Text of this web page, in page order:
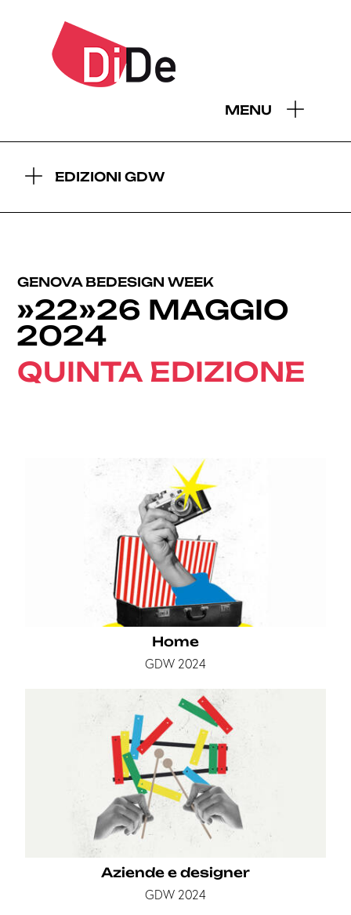
MENU
EDIZIONI GDW
GENOVA BEDESIGN WEEK
»22»26 MAGGIO
2024
QUINTA EDIZIONE
Home
GDW 2024
Aziende e designer
GDW 2024
2026 2025 2024 2023 2022 2021 2019